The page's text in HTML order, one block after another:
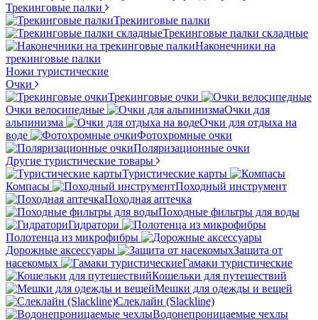
Трекинговые палки
Трекинговые палки
Трекинговые палки складные
Наконечники на
трекинговые палки
Ножи туристические
Очки
Трекинговые очки
Очки велосипедные
Очки для
альпинизма
Очки для отдыха на
воде
Фотохромные очки
Поляризационные очки
Другие туристические товары
Туристические карты
Компасы
Походный инструмент
Походная аптечка
Походные фильтры для воды
Гидратори
Полотенца из микрофибры
Дорожные аксессуары
Защита от
насекомых
Гамаки туристические
Кошельки для путешествий
Мешки для одежды и вещей
Слеклайн (Slackline)
Водонепроницаемые чехлы